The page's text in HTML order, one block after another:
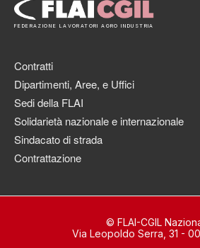
FEDERAZIONE LAVORATORI AGRO INDUSTRIA
Contratti
Dipartimenti, Aree, e Uffici
Sedi della FLAI
Solidarietà nazionale e internazionale
Sindacato di strada
Contrattazione
© FLAI-CGIL
Via Leopoldo Serra, 31 -